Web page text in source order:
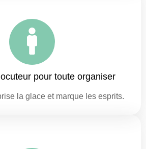
pour toute organiser
la glace et marque les esprits.